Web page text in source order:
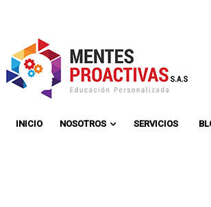
INICIO NOSOTROS SERVICIOS